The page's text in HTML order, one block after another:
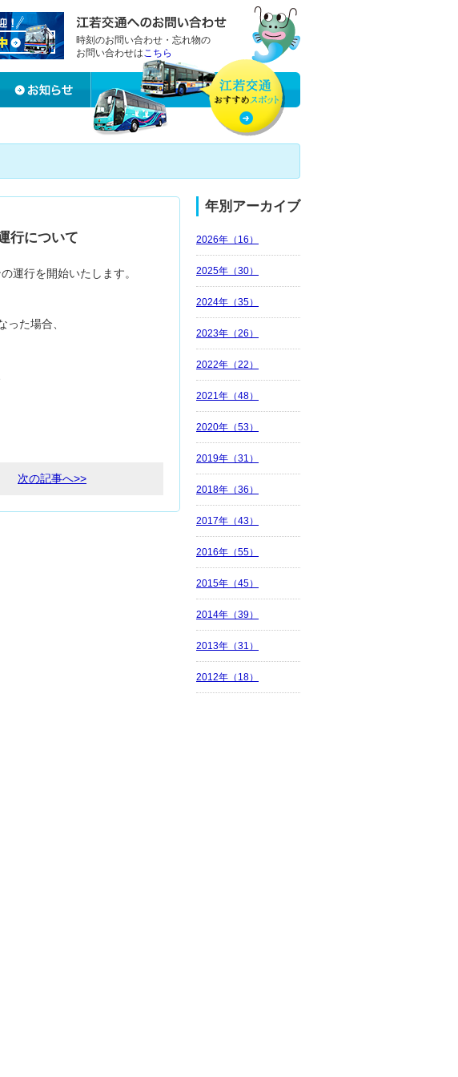
時刻のお問い合わせ・忘れ物の
お問い合わせはこちら
行について
運行を開始いたします。
た場合、
次の記事へ>>
年別アーカイブ
2026年（16）
2025年（30）
2024年（35）
2023年（26）
2022年（22）
2021年（48）
2020年（53）
2019年（31）
2018年（36）
2017年（43）
2016年（55）
2015年（45）
2014年（39）
2013年（31）
2012年（18）